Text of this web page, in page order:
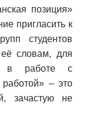
позиция»
пригласить к
студентов
словам, для
в работе с
– это
зачастую не